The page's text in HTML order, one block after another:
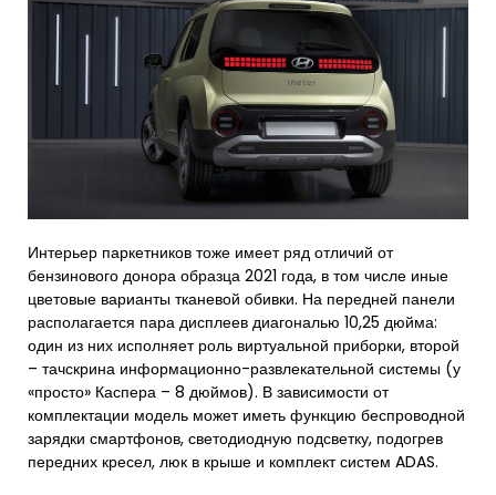
Интерьер паркетников тоже имеет ряд отличий от
бензинового донора образца 2021 года, в том числе иные
цветовые варианты тканевой обивки. На передней панели
располагается пара дисплеев диагональю 10,25 дюйма:
один из них исполняет роль виртуальной приборки, второй
– тачскрина информационно-развлекательной системы (у
«просто» Каспера – 8 дюймов). В зависимости от
комплектации модель может иметь функцию беспроводной
зарядки смартфонов, светодиодную подсветку, подогрев
передних кресел, люк в крыше и комплект систем ADAS.